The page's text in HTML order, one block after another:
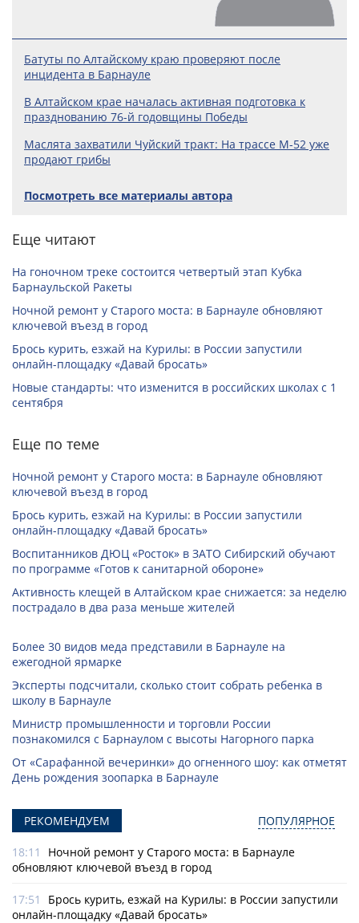
Батуты по Алтайскому краю проверяют после
инцидента в Барнауле
В Алтайском крае началась активная подготовка к
празднованию 76-й годовщины Победы
Маслята захватили Чуйский тракт: На трассе М-52 уже
продают грибы
Посмотреть все материалы автора
Еще читают
На гоночном треке состоится четвертый этап Кубка
Барнаульской Ракеты
Ночной ремонт у Старого моста: в Барнауле обновляют
ключевой въезд в город
Брось курить, езжай на Курилы: в России запустили
онлайн-­площадку «Давай бросать»
Новые стандарты: что изменится в российских школах с 1
сентября
Еще по теме
Ночной ремонт у Старого моста: в Барнауле обновляют
ключевой въезд в город
Брось курить, езжай на Курилы: в России запустили
онлайн-­площадку «Давай бросать»
Воспитанников ДЮЦ «Росток» в ЗАТО Сибирский обучают
по программе «Готов к санитарной обороне»
Активность клещей в Алтайском крае снижается: за неделю
пострадало в два раза меньше жителей
Более 30 видов меда представили в Барнауле на
ежегодной ярмарке
Эксперты подсчитали, сколько стоит собрать ребенка в
школу в Барнауле
Министр промышленности и торговли России
познакомился с Барнаулом с высоты Нагорного парка
От «Сарафанной вечеринки» до огненного шоу: как отметят
День рождения зоопарка в Барнауле
РЕКОМЕНДУЕМ ПОПУЛЯРНОЕ
18:11
Ночной ремонт у Старого моста: в Барнауле
обновляют ключевой въезд в город
17:51
Брось курить, езжай на Курилы: в России запустили
онлайн-­площадку «Давай бросать»